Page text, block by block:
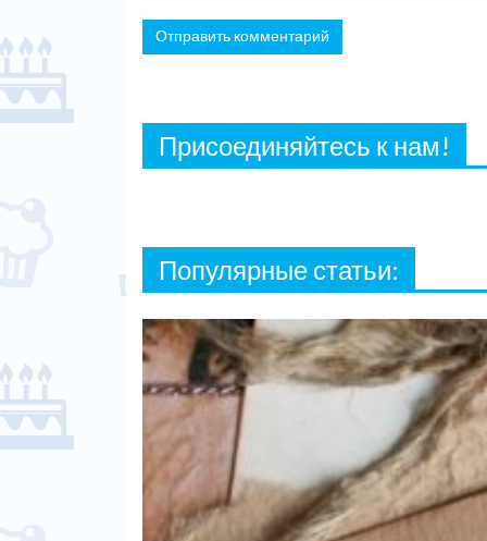
Присоединяйтесь к нам!
Популярные статьи: